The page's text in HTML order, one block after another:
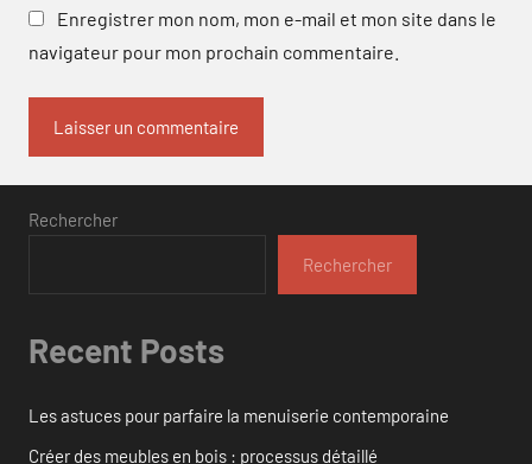
Enregistrer mon nom, mon e-mail et mon site dans le
navigateur pour mon prochain commentaire.
Rechercher
Rechercher
Recent Posts
Les astuces pour parfaire la menuiserie contemporaine
Créer des meubles en bois : processus détaillé